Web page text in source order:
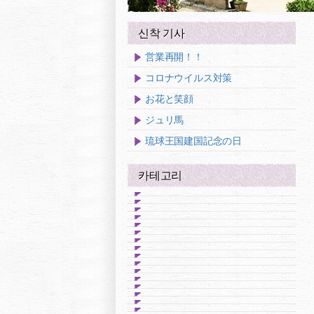
신착 기사
営業再開！！
コロナウイルス対策
お花と笑顔
ジュリ馬
琉球王国建国記念の日
카테고리